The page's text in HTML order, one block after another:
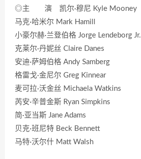
◎主 演 凯尔·穆尼 Kyle Mooney
马克·哈米尔 Mark Hamill
小豪尔赫·兰登伯格 Jorge Lendeborg Jr.
克莱尔·丹妮丝 Claire Danes
安迪·萨姆伯格 Andy Samberg
格雷戈·金尼尔 Greg Kinnear
麦可拉·沃金丝 Michaela Watkins
芮安·辛普金斯 Ryan Simpkins
简·亚当斯 Jane Adams
贝克·班尼特 Beck Bennett
马特·沃尔什 Matt Walsh